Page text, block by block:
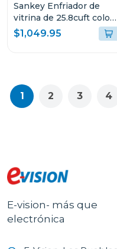
Sankey Enfriador de
vitrina de 25.8cuft color
negra rfd3563
$1,049.95
1 2 3 4
E-vision- más que
electrónica